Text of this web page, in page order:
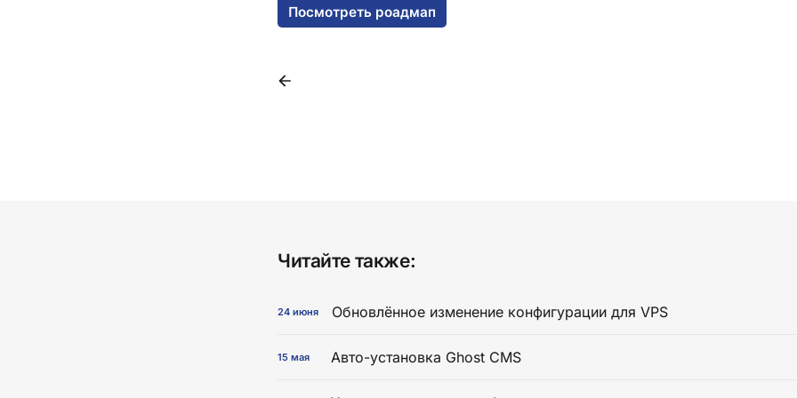
Посмотреть роадмап
Читайте также:
24 июня Обновлённое изменение конфигурации для VPS
15 мая Авто-установка Ghost CMS